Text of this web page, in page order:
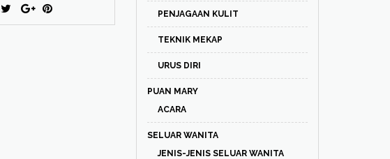
PENJAGAAN KULIT
TEKNIK MEKAP
URUS DIRI
PUAN MARY
ACARA
SELUAR WANITA
JENIS-JENIS SELUAR WANITA